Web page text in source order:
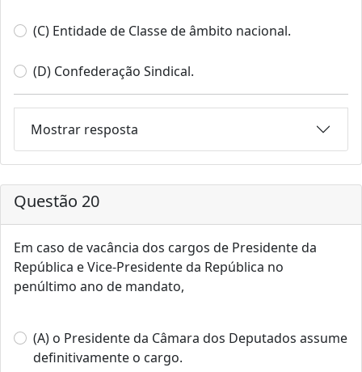
(C) Entidade de Classe de âmbito nacional.
(D) Confederação Sindical.
Mostrar resposta
Questão 20
Em caso de vacância dos cargos de Presidente da
República e Vice‐Presidente da República no
penúltimo ano de mandato,
(A) o Presidente da Câmara dos Deputados assume
definitivamente o cargo.